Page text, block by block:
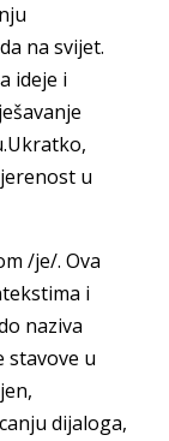
na svijet.
ideje i
u
/je/. Ova
i
naziva
stavove u
dijaloga,